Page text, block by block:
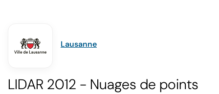
Lausanne
LIDAR 2012 - Nuages de points